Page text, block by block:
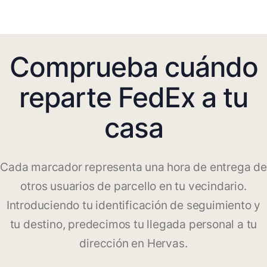
Comprueba cuándo
reparte FedEx a tu
casa
Cada marcador representa una hora de entrega de
otros usuarios de parcello en tu vecindario.
Introduciendo tu identificación de seguimiento y
tu destino, predecimos tu llegada personal a tu
dirección en Hervas.